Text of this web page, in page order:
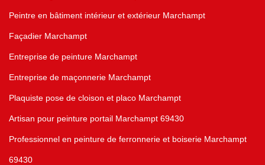
Peintre en bâtiment intérieur et extérieur Marchampt
Façadier Marchampt
Entreprise de peinture Marchampt
Entreprise de maçonnerie Marchampt
Plaquiste pose de cloison et placo Marchampt
Artisan pour peinture portail Marchampt 69430
Professionnel en peinture de ferronnerie et boiserie Marchampt
69430